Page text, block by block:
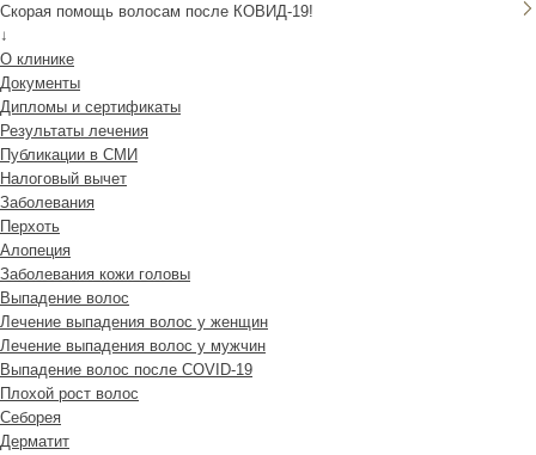
Скорая помощь волосам после КОВИД-19!
↓
О клинике
Документы
Дипломы и сертификаты
Результаты лечения
Публикации в СМИ
Налоговый вычет
Заболевания
Перхоть
Алопеция
Заболевания кожи головы
Выпадение волос
Лечение выпадения волос у женщин
Лечение выпадения волос у мужчин
Выпадение волос после COVID-19
Плохой рост волос
Cеборея
Дерматит